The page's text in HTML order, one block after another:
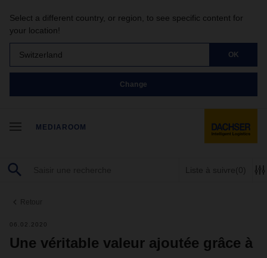
Select a different country, or region, to see specific content for
your location!
Switzerland OK
Change
MEDIAROOM
Liste à suivre(0)
Retour
06.02.2020
Une véritable valeur ajoutée grâce à